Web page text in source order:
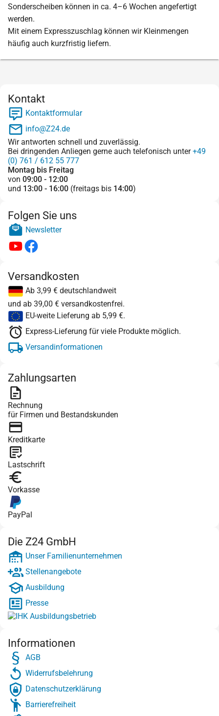
Sonderscheiben können in ca. 4–6 Wochen angefertigt
werden.
Mit einem Expresszuschlag können wir Kleinmengen
häufig auch kurzfristig liefern.
Kontakt
Kontaktformular
info@Z24.de
Wir antworten schnell und zuverlässig.
Bei dringenden Anliegen gerne auch telefonisch unter+49
(0) 761 / 612 55 777
Montag bis Freitag
von 09:00 - 12:00
und 13:00 - 16:00 (freitags bis 14:00)
Folgen Sie uns
Newsletter
Versandkosten
Ab 3,99 € deutschlandweit
und ab 39,00 € versandkostenfrei.
EU-weite Lieferung ab 5,99 €.
Express-Lieferung für viele Produkte möglich.
Versandinformationen
Zahlungsarten
Rechnung
für Firmen und Bestandskunden
Kreditkarte
Lastschrift
Vorkasse
PayPal
Die Z24 GmbH
Unser Familienunternehmen
Stellenangebote
Ausbildung
Presse
Informationen
AGB
Widerrufsbelehrung
Datenschutzerklärung
Barrierefreiheit